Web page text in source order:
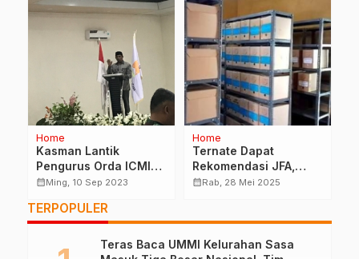
Home
Kasman Lantik
Pengurus Orda ICMI
Halut
calendar_monthMing, 10 Sep 2023
Home
Ternate Dapat
Rekomendasi JFA,
Dispersip Terima 5
calendar_monthRab, 28 Mei 2025
TERPOPULER
Teras Baca UMMI Kelurahan Sasa